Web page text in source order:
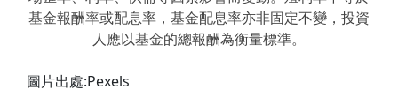
基金報酬率或配息率，基金配息率亦非固定不變，投資
人應以基金的總報酬為衡量標準。
圖片出處:Pexels